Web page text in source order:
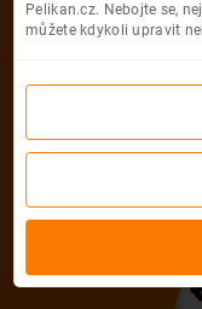
Litujeme,
Pelikan.cz. Nebojte se,
můžete kdykoli upravit